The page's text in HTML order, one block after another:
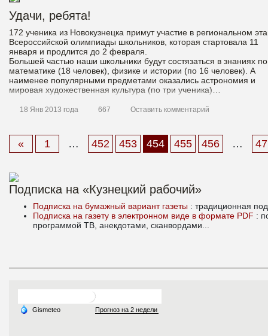
Удачи, ребята!
172 ученика из Новокузнецка примут участие в региональном
Всероссийской олимпиады школьников, которая стартовала 11
января и продлится до 2 февраля.
Большей частью наши школьники будут состязаться в знаниях по
математике (18 человек), физике и истории (по 16 человек). А
наименее популярными предметами оказались астрономия и
мировая художественная культура (по три ученика)…
18 Янв 2013 года 667 Оставить комментарий
Материалы
« 1 … 452 453 454 455 456 …
Подписка на «Кузнецкий рабочий»
Подписка на бумажный вариант газеты : традиционная
Подписка на газету в электронном виде в формате PDF :
программой ТВ, анекдотами, сканвордами...